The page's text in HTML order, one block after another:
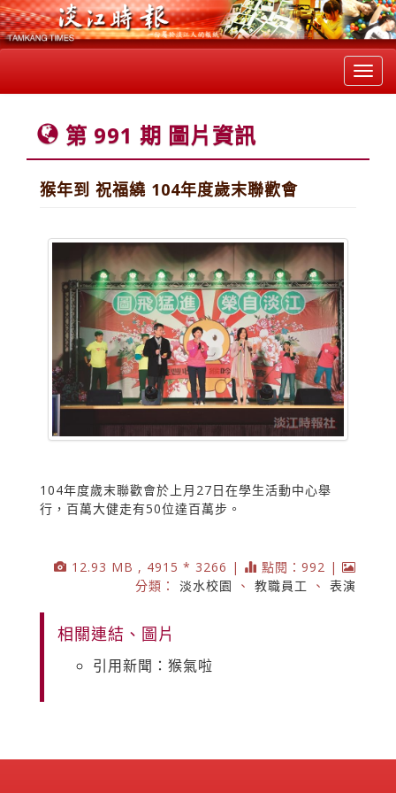
第 991 期 圖片資訊
猴年到 祝福繞 104年度歲末聯歡會
104年度歲末聯歡會於上月27日在學生活動中心舉
行，百萬大健走有50位達百萬步。
12.93 MB , 4915 * 3266 |
點閱：992 |
分類： 淡水校園 、 教職員工 、 表演
相關連結、圖片
引用新聞：猴氣啦